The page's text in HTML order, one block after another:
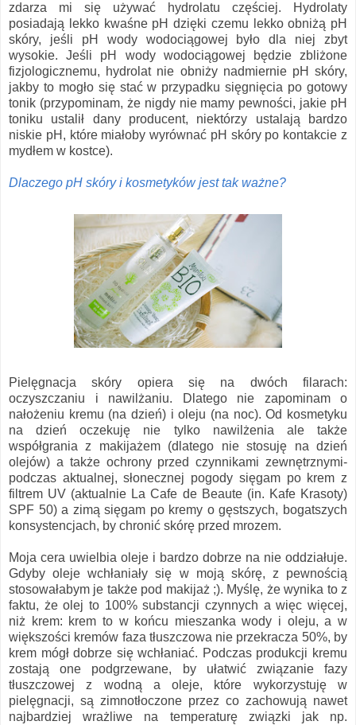
zdarza mi się używać hydrolatu częściej. Hydrolaty
posiadają lekko kwaśne pH dzięki czemu lekko obniżą pH
skóry, jeśli pH wody wodociągowej było dla niej zbyt
wysokie. Jeśli pH wody wodociągowej będzie zbliżone
fizjologicznemu, hydrolat nie obniży nadmiernie pH skóry,
jakby to mogło się stać w przypadku sięgnięcia po gotowy
tonik (przypominam, że nigdy nie mamy pewności, jakie pH
toniku ustalił dany producent, niektórzy ustalają bardzo
niskie pH, które miałoby wyrównać pH skóry po kontakcie z
mydłem w kostce).
Dlaczego pH skóry i kosmetyków jest tak ważne?
Pielęgnacja skóry opiera się na dwóch filarach:
oczyszczaniu i nawilżaniu. Dlatego nie zapominam o
nałożeniu kremu (na dzień) i oleju (na noc). Od kosmetyku
na dzień oczekuję nie tylko nawilżenia ale także
współgrania z makijażem (dlatego nie stosuję na dzień
olejów) a także ochrony przed czynnikami zewnętrznymi-
podczas aktualnej, słonecznej pogody sięgam po krem z
filtrem UV (aktualnie La Cafe de Beaute (in. Kafe Krasoty)
SPF 50) a zimą sięgam po kremy o gęstszych, bogatszych
konsystencjach, by chronić skórę przed mrozem.
Moja cera uwielbia oleje i bardzo dobrze na nie oddziałuje.
Gdyby oleje wchłaniały się w moją skórę, z pewnością
stosowałabym je także pod makijaż ;). Myślę, że wynika to z
faktu, że olej to 100% substancji czynnych a więc więcej,
niż krem: krem to w końcu mieszanka wody i oleju, a w
większości kremów faza tłuszczowa nie przekracza 50%, by
krem mógł dobrze się wchłaniać. Podczas produkcji kremu
zostają one podgrzewane, by ułatwić związanie fazy
tłuszczowej z wodną a oleje, które wykorzystuję w
pielęgnacji, są zimnotłoczone przez co zachowują nawet
najbardziej wrażliwe na temperaturę związki jak np.